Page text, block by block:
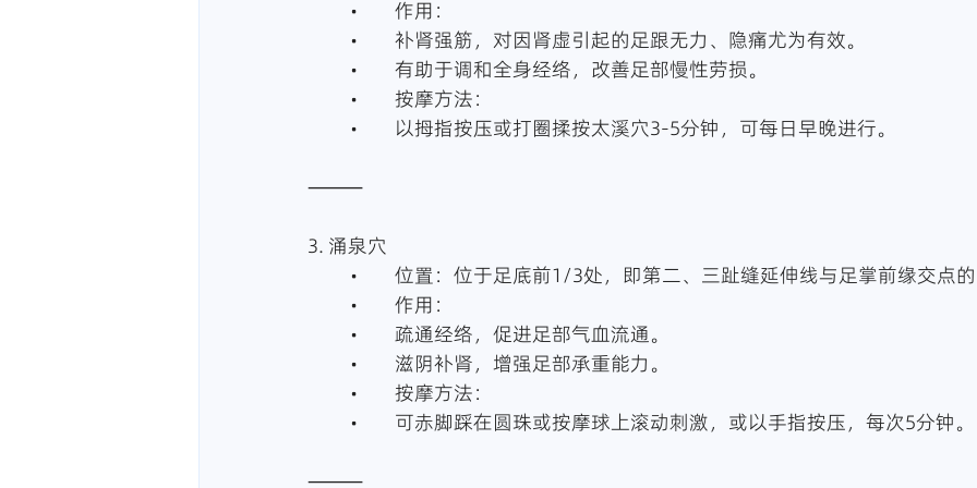
	•	作用：
	•	补肾强筋，对因肾虚引起的足跟无力、隐痛尤为有效。
	•	有助于调和全身经络，改善足部慢性劳损。
	•	按摩方法：
	•	以拇指按压或打圈揉按太溪穴3-5分钟，可每日早晚进行。
⸻
3. 涌泉穴
•	位置：位于足底前1/3处，即第二、三趾缝延伸线与足掌前缘交点的
	•	作用：
	•	疏通经络，促进足部气血流通。
	•	滋阴补肾，增强足部承重能力。
	•	按摩方法：
	•	可赤脚踩在圆珠或按摩球上滚动刺激，或以手指按压，每次5分钟。
⸻